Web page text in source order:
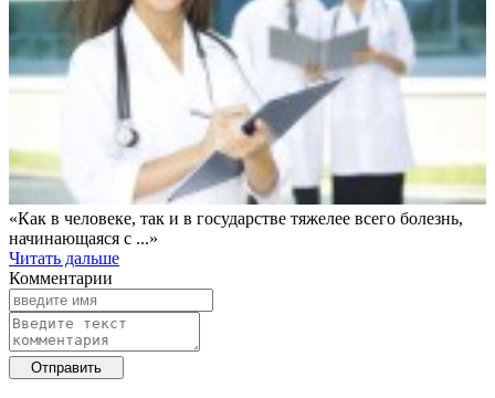
«Как в человеке, так и в государстве тяжелее всего болезнь,
начинающаяся с ...»
Читать дальше
Комментарии